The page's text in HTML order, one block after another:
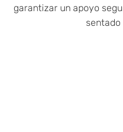
garantizar un apoyo
sentado